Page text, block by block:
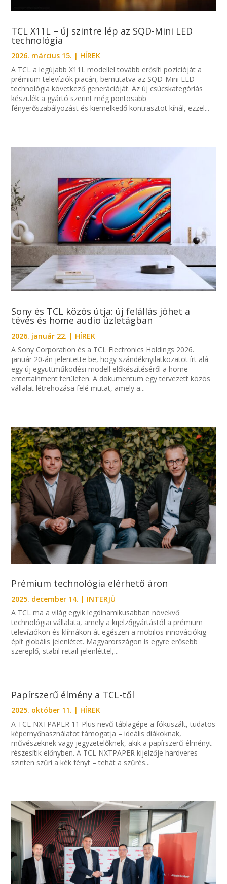
TCL X11L – új szintre lép az SQD-Mini LED
technológia
2026. március 15. | HÍREK
A TCL a legújabb X11L modellel tovább erősíti pozícióját a
prémium televíziók piacán, bemutatva az SQD-Mini LED
technológia következő generációját. Az új csúcskategóriás
készülék a gyártó szerint még pontosabb
fényerőszabályozást és kiemelkedő kontrasztot kínál, ezzel...
Sony és TCL közös útja: új felállás jöhet a
tévés és home audio üzletágban
2026. január 22. | HÍREK
A Sony Corporation és a TCL Electronics Holdings 2026.
január 20-án jelentette be, hogy szándéknyilatkozatot írt alá
egy új együttműködési modell előkészítéséről a home
entertainment területen. A dokumentum egy tervezett közös
vállalat létrehozása felé mutat, amely a...
Prémium technológia elérhető áron
2025. december 14. | INTERJÚ
A TCL ma a világ egyik legdinamikusabban növekvő
technológiai vállalata, amely a kijelzőgyártástól a prémium
televíziókon és klímákon át egészen a mobilos innovációkig
épít globális jelenlétet. Magyarországon is egyre erősebb
szereplő, stabil retail jelenléttel,...
Papírszerű élmény a TCL-től
2025. október 11. | HÍREK
A TCL NXTPAPER 11 Plus nevű táblagépe a fókuszált, tudatos
képernyőhasználatot támogatja – ideális diákoknak,
művészeknek vagy jegyzetelőknek, akik a papírszerű élményt
részesítik előnyben. A TCL NXTPAPER kijelzője hardveres
szinten szűri a kék fényt – tehát a szűrés...